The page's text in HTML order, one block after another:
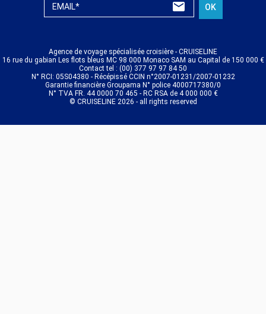
EMAIL* OK
Agence de voyage spécialisée croisière - CRUISELINE
16 rue du gabian Les flots bleus MC 98 000 Monaco SAM au Capital de 150 000 €
Contact tel : (00) 377 97 97 84 50
N° RCI: 05S04380 - Récépissé CCIN n°2007-01231/2007-01232
Garantie financière Groupama N° police 4000717380/0
N° TVA FR. 44 0000 70 465 - RC RSA de 4 000 000 €
© CRUISELINE 2026 - all rights reserved